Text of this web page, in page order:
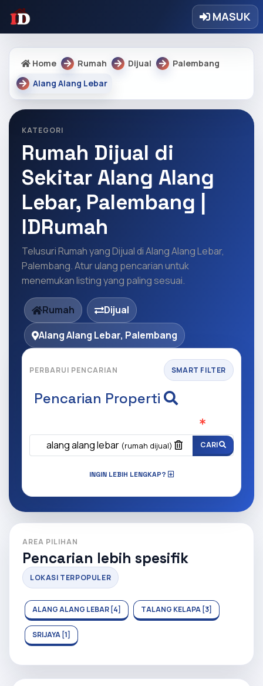
MASUK
Home Rumah Dijual
Palembang
Alang Alang Lebar
KATEGORI
Rumah Dijual di
Sekitar Alang Alang
Lebar, Palembang |
IDRumah
Telusuri Rumah yang Dijual di Alang Alang Lebar,
Palembang. Atur ulang pencarian untuk
menemukan listing yang paling sesuai.
Rumah
Dijual
Alang Alang Lebar, Palembang
PERBARUI PENCARIAN SMART FILTER
Pencarian Properti
alang alang lebar (rumah dijual) CARI
INGIN LEBIH LENGKAP?
AREA PILIHAN
Pencarian lebih spesifik
LOKASI TERPOPULER
ALANG ALANG LEBAR [4] TALANG KELAPA [3]
SRIJAYA [1]